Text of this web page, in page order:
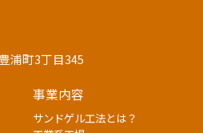
浦町3丁目345
事業内容
サンドゲル工法とは？